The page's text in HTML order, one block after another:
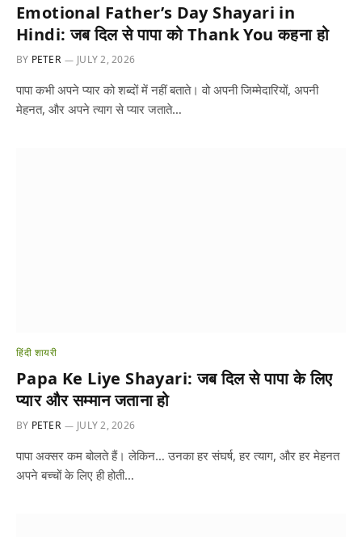
Emotional Father’s Day Shayari in
Hindi: जब दिल से पापा को Thank You कहना हो
BY PETER JULY 2, 2026
पापा कभी अपने प्यार को शब्दों में नहीं बताते। वो अपनी जिम्मेदारियों, अपनी
मेहनत, और अपने त्याग से प्यार जताते…
हिंदी शायरी
Papa Ke Liye Shayari: जब दिल से पापा के लिए
प्यार और सम्मान जताना हो
BY PETER JULY 2, 2026
पापा अक्सर कम बोलते हैं। लेकिन… उनका हर संघर्ष, हर त्याग, और हर मेहनत
अपने बच्चों के लिए ही होती…